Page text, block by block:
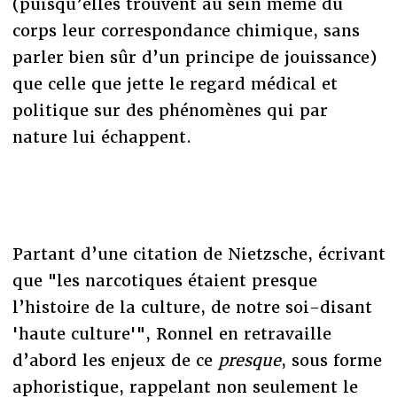
corps leur correspondance chimique, sans
parler bien sûr d’un principe de jouissance)
que celle que jette le regard médical et
politique sur des phénomènes qui par
nature lui échappent.
Partant d’une citation de Nietzsche, écrivant
que "les narcotiques étaient presque
l’histoire de la culture, de notre soi-disant
'haute culture'", Ronnel en retravaille
d’abord les enjeux de ce presque, sous forme
aphoristique, rappelant non seulement le